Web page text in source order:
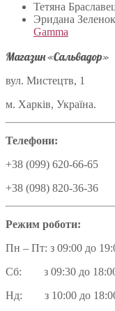
Тетяна
Эридана
Gamma
Магазин «Сальвадор»
вул. Мистецтв, 1
м. Харків, Україна.
Телефони:
+38 (099) 620-66-65
+38 (098) 820-36-36
Режим роботи:
Пн – Пт: з 09:00 до
Сб: з 09:30 до
Нд: з 10:00 до